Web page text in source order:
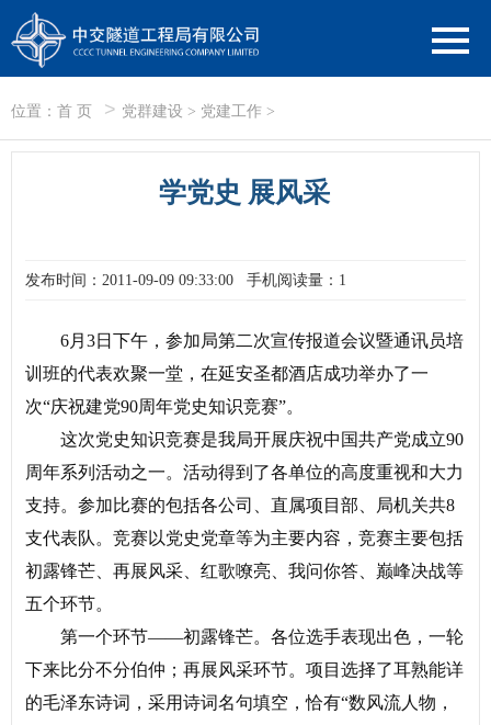
位置： 首 页 > 党群建设 > 党建工作 >
学党史 展风采
发布时间：2011-09-09 09:33:00 手机阅读量：1
6月3日下午，参加局第二次宣传报道会议暨通讯员培
训班的代表欢聚一堂，在延安圣都酒店成功举办了一
次“庆祝建党90周年党史知识竞赛”。
这次党史知识竞赛是我局开展庆祝中国共产党成立90
周年系列活动之一。活动得到了各单位的高度重视和大力
支持。参加比赛的包括各公司、直属项目部、局机关共8
支代表队。竞赛以党史党章等为主要内容，竞赛主要包括
初露锋芒、再展风采、红歌嘹亮、我问你答、巅峰决战等
五个环节。
第一个环节——初露锋芒。各位选手表现出色，一轮
下来比分不分伯仲；再展风采环节。项目选择了耳熟能详
的毛泽东诗词，采用诗词名句填空，恰有“数风流人物，